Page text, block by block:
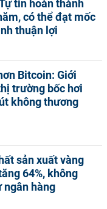
tin hoàn thành
có thể đạt mốc
thuận lợi
Bitcoin: Giới
trường bốc hơi
không thương
sản xuất vàng
64%, không
ngân hàng